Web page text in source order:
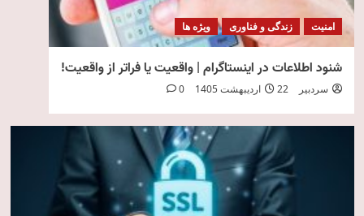
امنیت زندگی و فناوری ویژه ها
شنود اطلاعات در اینستاگرام | واقعیت یا فراتر از واقعیت!
سردبیر 22 اردیبهشت 1405 0